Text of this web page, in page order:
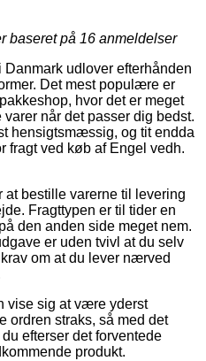
baseret på 16 anmeldelser
udlover efterhånden
Det mest populære er
hvor det er meget
når det passer dig bedst.
hensigtsmæssig, og tit endda
fragt ved køb af Engel vedh.
bestille varerne til levering
Fragttypen er til tider en
den anden side meget nem.
er uden tvivl at du selv
om at du lever nærved
vise sig at være yderst
ordren straks, så med det
efterser det forventede
produkt.